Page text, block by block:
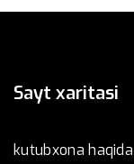
Sayt xaritasi
kutubxona haqida